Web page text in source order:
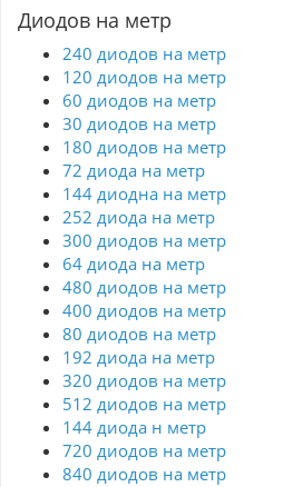
Диодов на метр
240 диодов на метр
120 диодов на метр
60 диодов на метр
30 диодов на метр
180 диодов на метр
72 диода на метр
144 диодна на метр
252 диода на метр
300 диодов на метр
64 диода на метр
480 диодов на метр
400 диодов на метр
80 диодов на метр
192 диода на метр
320 диодов на метр
512 диодов на метр
144 диода н метр
720 диодов на метр
840 диодов на метр